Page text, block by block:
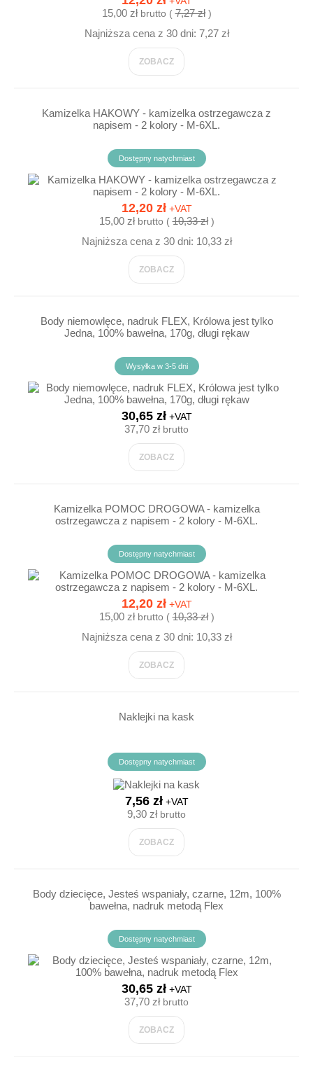
15,00 złbrutto (7,27 zł)
Najniższa cena z 30 dni: 7,27 zł
ZOBACZ
Kamizelka HAKOWY - kamizelka ostrzegawcza z
napisem - 2 kolory - M-6XL.
Dostępny natychmiast
12,20 zł+VAT
15,00 złbrutto (10,33 zł)
Najniższa cena z 30 dni: 10,33 zł
ZOBACZ
Body niemowlęce, nadruk FLEX, Królowa jest tylko
Jedna, 100% bawełna, 170g, długi rękaw
Wysyłka w 3-5 dni
30,65 zł+VAT
37,70 złbrutto
ZOBACZ
Kamizelka POMOC DROGOWA - kamizelka
ostrzegawcza z napisem - 2 kolory - M-6XL.
Dostępny natychmiast
12,20 zł+VAT
15,00 złbrutto (10,33 zł)
Najniższa cena z 30 dni: 10,33 zł
ZOBACZ
Naklejki na kask
Dostępny natychmiast
7,56 zł+VAT
9,30 złbrutto
ZOBACZ
Body dziecięce, Jesteś wspaniały, czarne, 12m, 100%
bawełna, nadruk metodą Flex
Dostępny natychmiast
30,65 zł+VAT
37,70 złbrutto
ZOBACZ